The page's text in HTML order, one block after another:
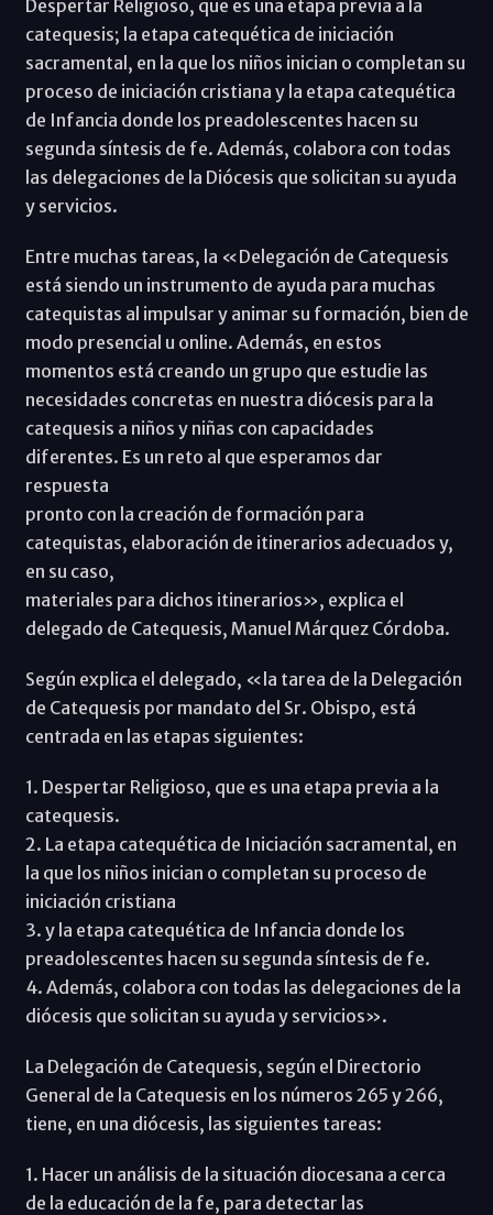
Despertar Religioso, que es una etapa previa a la
catequesis; la etapa catequética de iniciación
sacramental, en la que los niños inician o completan su
proceso de iniciación cristiana y la etapa catequética
de Infancia donde los preadolescentes hacen su
segunda síntesis de fe. Además, colabora con todas
las delegaciones de la Diócesis que solicitan su ayuda
y servicios.
Entre muchas tareas, la «Delegación de Catequesis
está siendo un instrumento de ayuda para muchas
catequistas al impulsar y animar su formación, bien de
modo presencial u online. Además, en estos
momentos está creando un grupo que estudie las
necesidades concretas en nuestra diócesis para la
catequesis a niños y niñas con capacidades
diferentes. Es un reto al que esperamos dar
respuesta
pronto con la creación de formación para
catequistas, elaboración de itinerarios adecuados y,
en su caso,
materiales para dichos itinerarios», explica el
delegado de Catequesis, Manuel Márquez Córdoba.
Según explica el delegado, «la tarea de la Delegación
de Catequesis por mandato del Sr. Obispo, está
centrada en las etapas siguientes:
1. Despertar Religioso, que es una etapa previa a la
catequesis.
2. La etapa catequética de Iniciación sacramental, en
la que los niños inician o completan su proceso de
iniciación cristiana
3. y la etapa catequética de Infancia donde los
preadolescentes hacen su segunda síntesis de fe.
4. Además, colabora con todas las delegaciones de la
diócesis que solicitan su ayuda y servicios».
La Delegación de Catequesis, según el Directorio
General de la Catequesis en los números 265 y 266,
tiene, en una diócesis, las siguientes tareas:
1. Hacer un análisis de la situación diocesana a cerca
de la educación de la fe, para detectar las